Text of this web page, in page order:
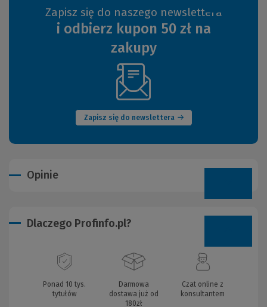
Zapisz się do naszego newslettera
i odbierz kupon 50 zł na
zakupy
Zapisz się do newslettera
(Nowe
okno)
Opinie
Dlaczego Profinfo.pl?
Ponad 10 tys.
tytułów
Darmowa
dostawa już od
180zł
Czat online z
konsultantem